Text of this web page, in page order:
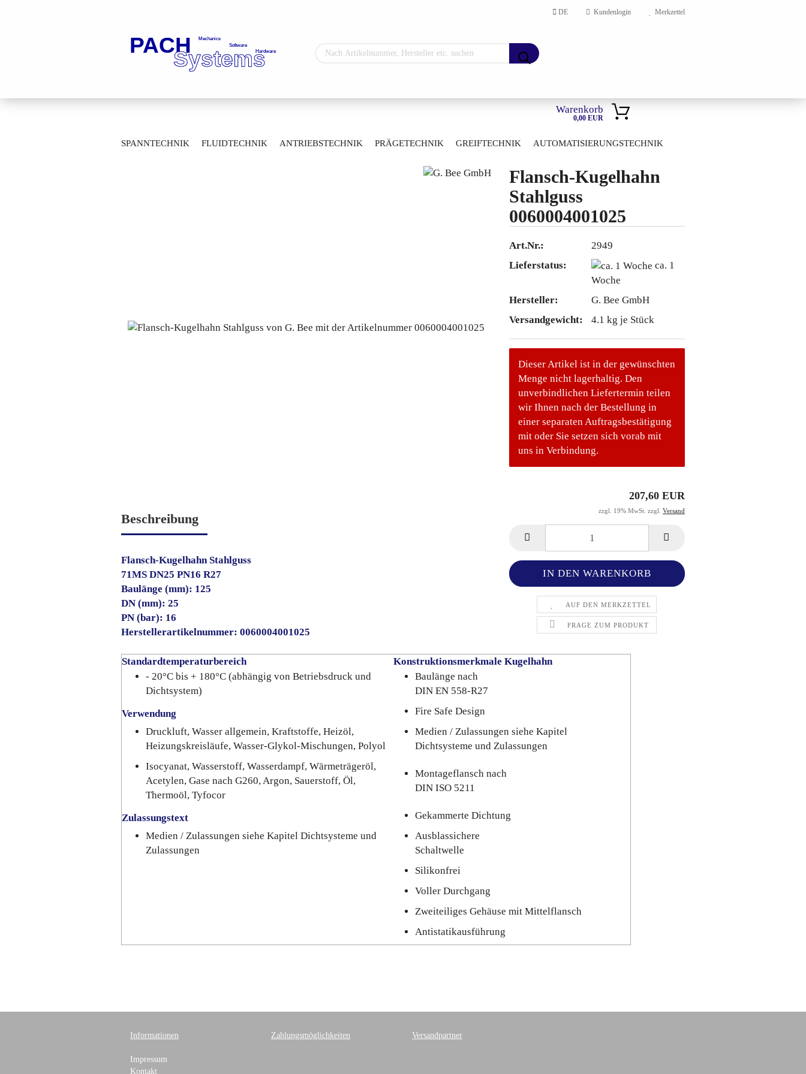
DE Kundenlogin
Konto erstellen
Passwort vergessen?
Merkzettel
Warenkorb
0,00 EUR
SPANNTECHNIK FLUIDTECHNIK ANTRIEBSTECHNIK PRÄGETECHNIK GREIFTECHNIK AUTOMATISIERUNGSTECHNIK
»
Flansch-Kugelhahn
Stahlguss
0060004001025
Art.Nr.:
2949
Lieferstatus:
ca. 1
Woche
Hersteller:
G. Bee GmbH
Versandgewicht:
4.1 kg je Stück
Dieser Artikel ist in der gewünschten
Menge nicht lagerhaltig. Den
unverbindlichen Liefertermin teilen
wir Ihnen nach der Bestellung in
einer separaten Auftragsbestätigung
mit oder Sie setzen sich vorab mit
uns in Verbindung.
207,60 EUR
zzgl. 19% MwSt. zzgl. Versand
AUF DEN MERKZETTEL
FRAGE ZUM PRODUKT
Beschreibung
Flansch-Kugelhahn Stahlguss
71MS DN25 PN16 R27
Baulänge (mm): 125
DN (mm): 25
PN (bar): 16
Herstellerartikelnummer: 0060004001025
Standardtemperaturbereich
Konstruktionsmerkmale Kugelhahn
- 20°C bis + 180°C (abhängig von Betriebsdruck und
Dichtsystem)
Baulänge nach
DIN EN 558-R27
Verwendung
Fire Safe Design
Druckluft, Wasser allgemein, Kraftstoffe, Heizöl,
Heizungskreisläufe, Wasser-Glykol-Mischungen, Polyol
Medien / Zulassungen siehe Kapitel
Dichtsysteme und Zulassungen
Isocyanat, Wasserstoff, Wasserdampf, Wärmeträgeröl,
Acetylen, Gase nach G260, Argon, Sauerstoff, Öl,
Thermoöl, Tyfocor
Montageflansch nach
DIN ISO 5211
Zulassungstext
Gekammerte Dichtung
Medien / Zulassungen siehe Kapitel Dichtsysteme und
Zulassungen
Ausblassichere
Schaltwelle
Silikonfrei
Voller Durchgang
Zweiteiliges Gehäuse mit Mittelflansch
Antistatikausführung
Informationen
Impressum
Kontakt
Zahlungsmöglichkeiten Versandpartner